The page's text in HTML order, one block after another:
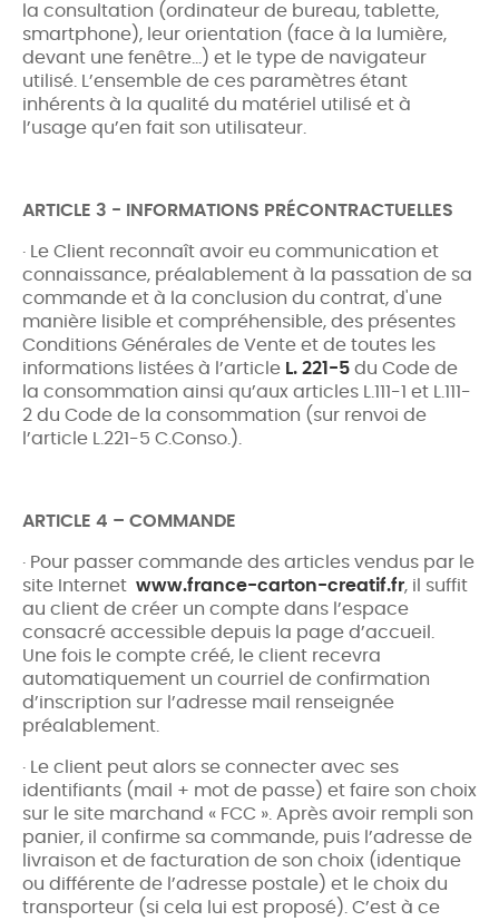
la consultation (ordinateur de bureau, tablette,
smartphone), leur orientation (face à la lumière,
devant une fenêtre…) et le type de navigateur
utilisé. L’ensemble de ces paramètres étant
inhérents à la qualité du matériel utilisé et à
l’usage qu’en fait son utilisateur.
ARTICLE 3 - INFORMATIONS PRÉCONTRACTUELLES
· Le Client reconnaît avoir eu communication et
connaissance, préalablement à la passation de sa
commande et à la conclusion du contrat, d'une
manière lisible et compréhensible, des présentes
Conditions Générales de Vente et de toutes les
informations listées à l’article L. 221-5 du Code de
la consommation ainsi qu’aux articles L.111-1 et L.111-
2 du Code de la consommation (sur renvoi de
l’article L.221-5 C.Conso.).
ARTICLE 4 – COMMANDE
· Pour passer commande des articles vendus par le
site Internet www.france-carton-creatif.fr, il suffit
au client de créer un compte dans l’espace
consacré accessible depuis la page d’accueil.
Une fois le compte créé, le client recevra
automatiquement un courriel de confirmation
d’inscription sur l’adresse mail renseignée
préalablement.
· Le client peut alors se connecter avec ses
identifiants (mail + mot de passe) et faire son choix
sur le site marchand « FCC ». Après avoir rempli son
panier, il confirme sa commande, puis l’adresse de
livraison et de facturation de son choix (identique
ou différente de l’adresse postale) et le choix du
transporteur (si cela lui est proposé). C’est à ce